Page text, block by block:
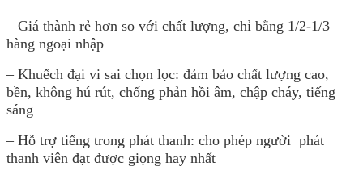
– Giá thành rẻ hơn so với chất lượng, chỉ bằng 1/2-1/3
hàng ngoại nhập
– Khuếch đại vi sai chọn lọc: đảm bảo chất lượng cao,
bền, không hú rút, chống phản hồi âm, chập cháy, tiếng
sáng
– Hỗ trợ tiếng trong phát thanh: cho phép người phát
thanh viên đạt được giọng hay nhất